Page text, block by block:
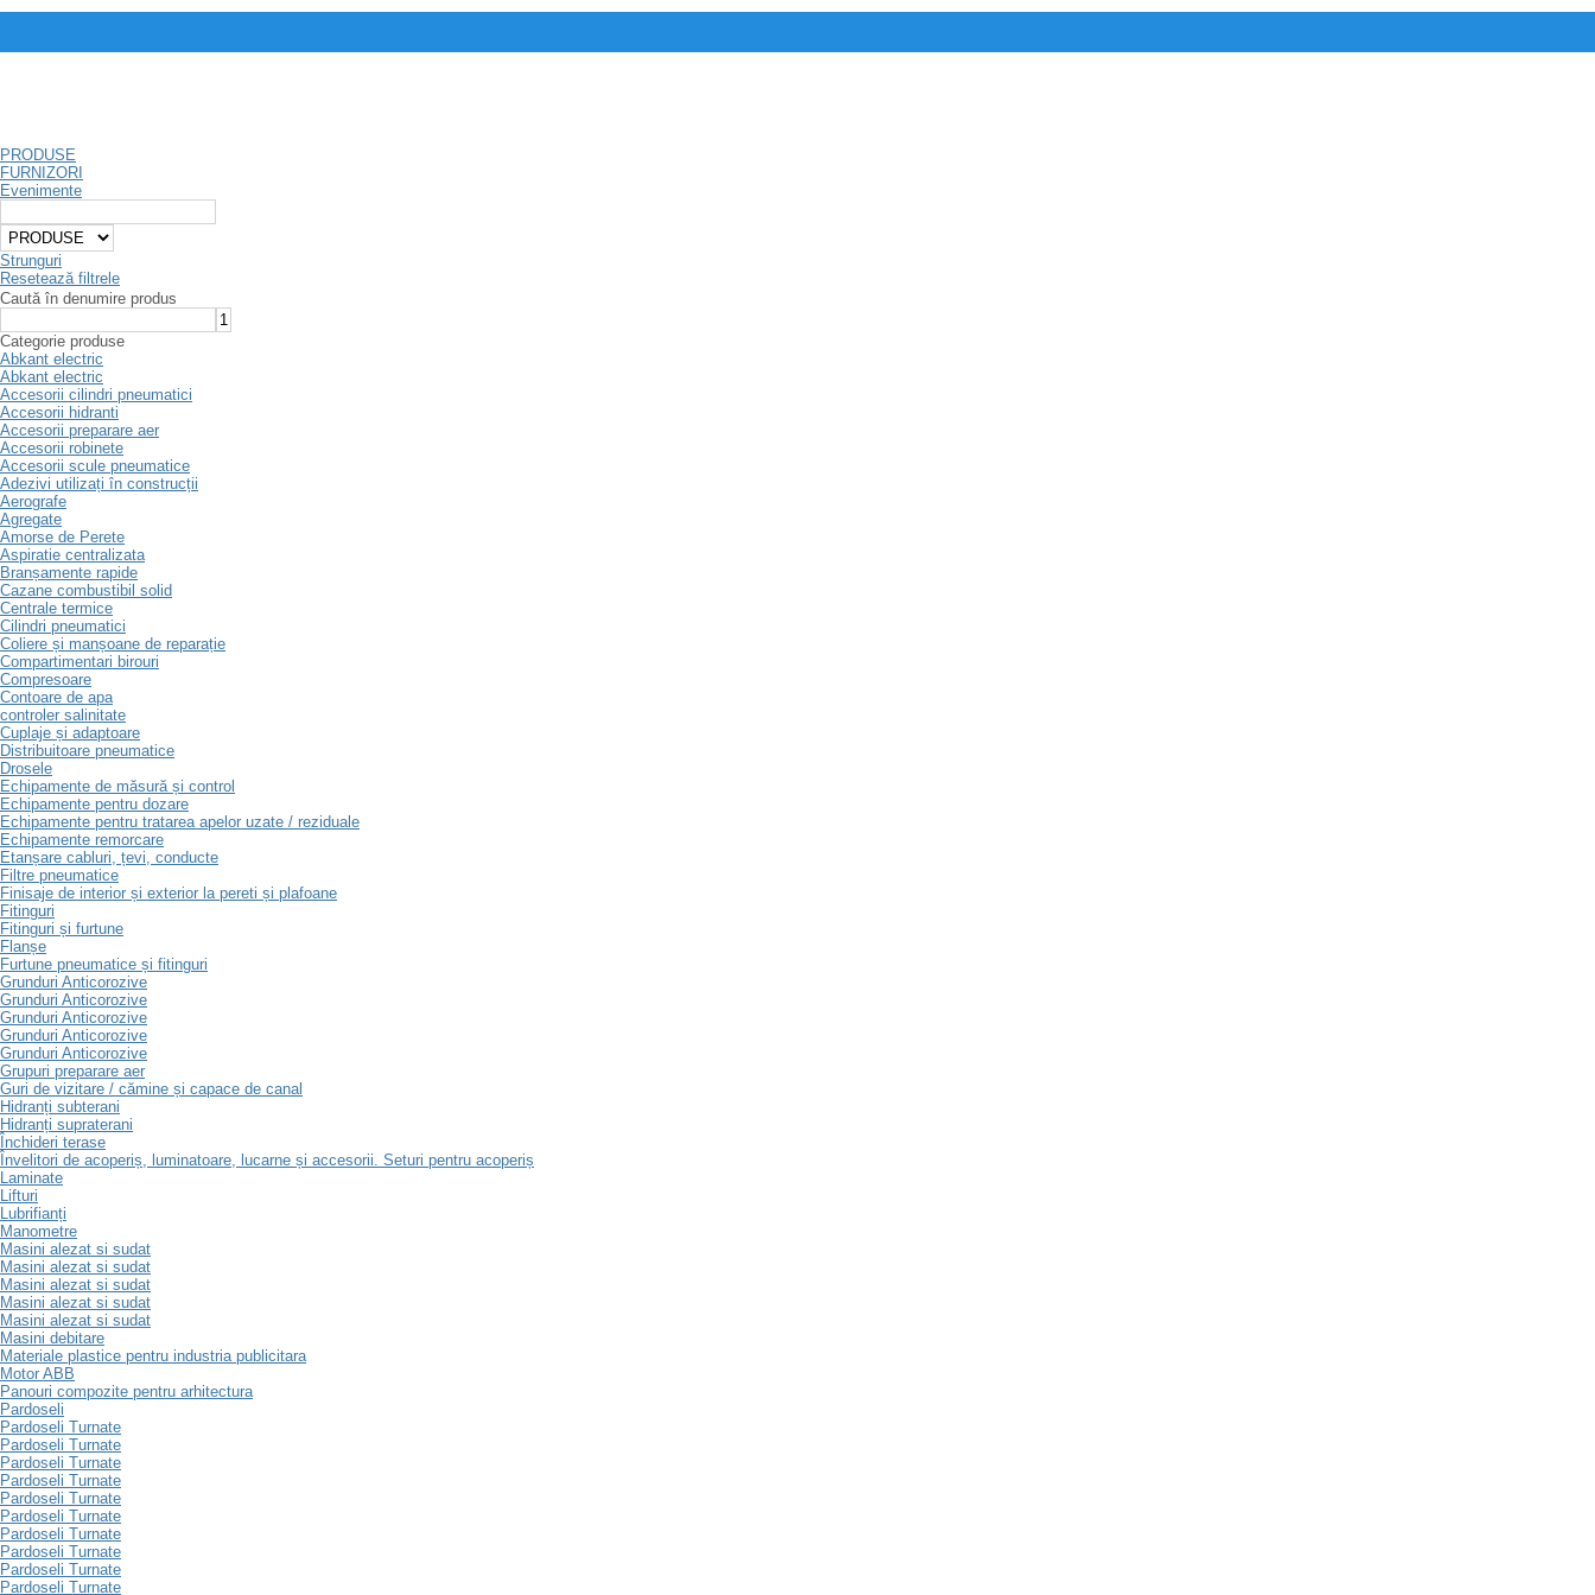
PRODUSE
FURNIZORI
Evenimente
Strunguri
Resetează filtrele
Caută în denumire produs
Categorie produse
Abkant electric
Abkant electric
Accesorii cilindri pneumatici
Accesorii hidranti
Accesorii preparare aer
Accesorii robinete
Accesorii scule pneumatice
Adezivi utilizați în construcții
Aerografe
Agregate
Amorse de Perete
Aspiratie centralizata
Branșamente rapide
Cazane combustibil solid
Centrale termice
Cilindri pneumatici
Coliere și manșoane de reparație
Compartimentari birouri
Compresoare
Contoare de apa
controler salinitate
Cuplaje și adaptoare
Distribuitoare pneumatice
Drosele
Echipamente de măsură și control
Echipamente pentru dozare
Echipamente pentru tratarea apelor uzate / reziduale
Echipamente remorcare
Etanșare cabluri, țevi, conducte
Filtre pneumatice
Finisaje de interior și exterior la pereti și plafoane
Fitinguri
Fitinguri și furtune
Flanșe
Furtune pneumatice și fitinguri
Grunduri Anticorozive
Grunduri Anticorozive
Grunduri Anticorozive
Grunduri Anticorozive
Grunduri Anticorozive
Grupuri preparare aer
Guri de vizitare / cămine și capace de canal
Hidranți subterani
Hidranți supraterani
Închideri terase
Învelitori de acoperiș, luminatoare, lucarne și accesorii. Seturi pentru acoperiș
Laminate
Lifturi
Lubrifianți
Manometre
Masini alezat si sudat
Masini alezat si sudat
Masini alezat si sudat
Masini alezat si sudat
Masini alezat si sudat
Masini debitare
Materiale plastice pentru industria publicitara
Motor ABB
Panouri compozite pentru arhitectura
Pardoseli
Pardoseli Turnate
Pardoseli Turnate
Pardoseli Turnate
Pardoseli Turnate
Pardoseli Turnate
Pardoseli Turnate
Pardoseli Turnate
Pardoseli Turnate
Pardoseli Turnate
Pardoseli Turnate